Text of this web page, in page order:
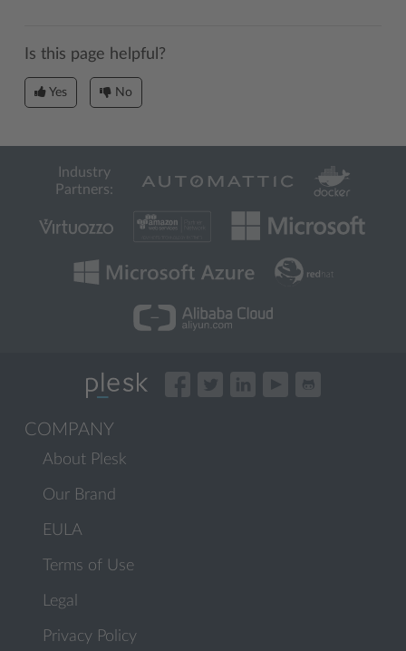
Is this page helpful?
Yes No
Industry
Partners:
COMPANY
About Plesk
Our Brand
EULA
Terms of Use
Legal
Privacy Policy